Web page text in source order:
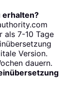
erhalten?
als 7-10 Tage
Version.
dauern.